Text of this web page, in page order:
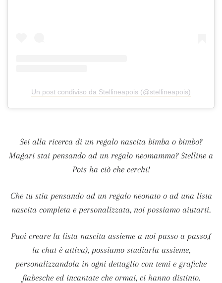
Un post condiviso da Stellineapois (@stellineapois)
Sei alla ricerca di un regalo nascita bimba o bimbo?
Magari stai pensando ad un regalo neomamma? Stelline a
Pois ha ciò che cerchi!
Che tu stia pensando ad un regalo neonato o ad una lista
nascita completa e personalizzata, noi possiamo aiutarti.
Puoi creare la lista nascita assieme a noi passo a passo,(
la chat è attiva), possiamo studiarla assieme,
personalizzandola in ogni dettaglio con temi e grafiche
fiabesche ed incantate che ormai, ci hanno distinto.